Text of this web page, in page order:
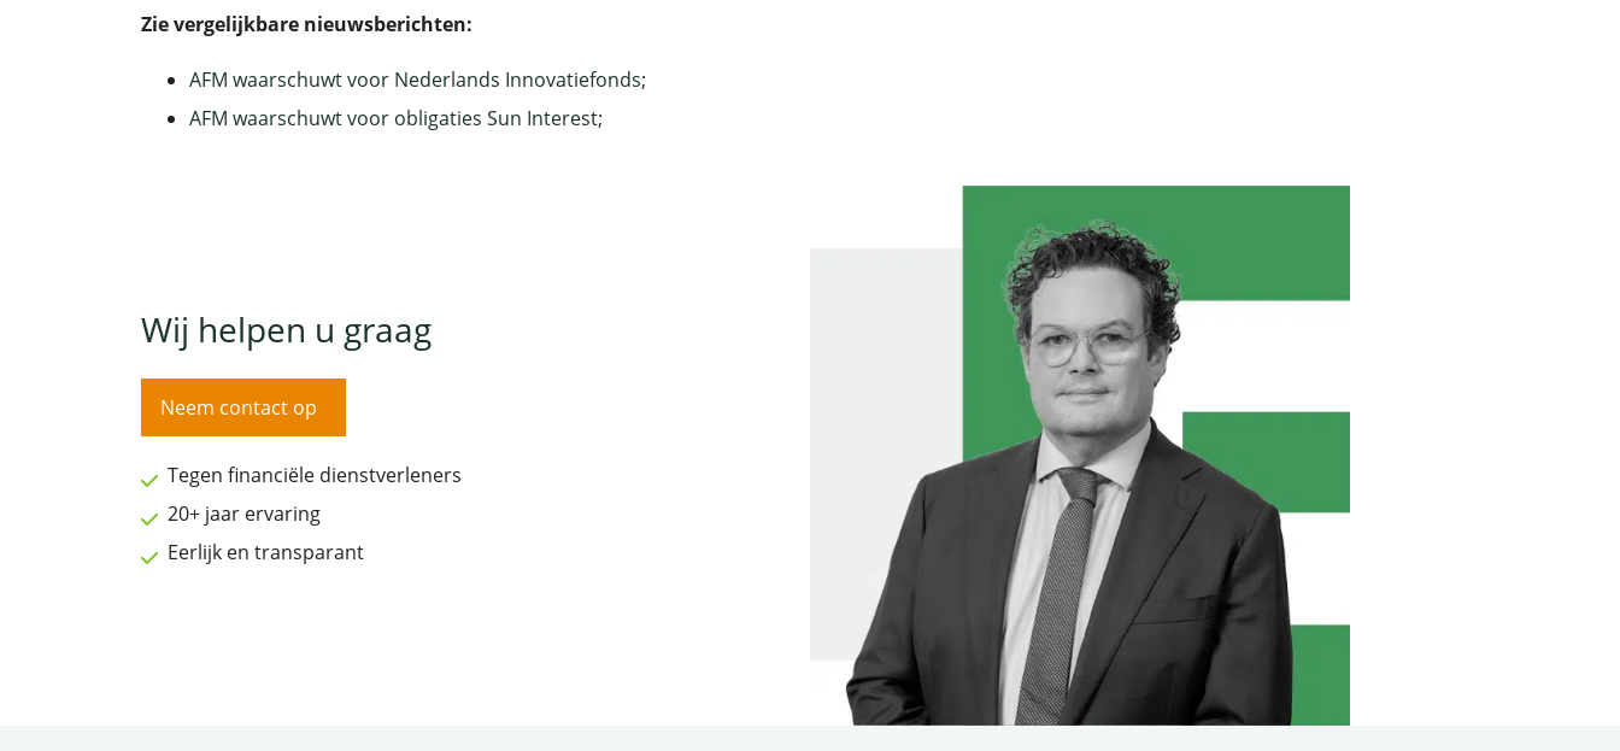
Zie vergelijkbare nieuwsberichten:
AFM waarschuwt voor Nederlands Innovatiefonds;
AFM waarschuwt voor obligaties Sun Interest;
Wij helpen u graag
Neem contact op
Tegen financiële dienstverleners
20+ jaar ervaring
Eerlijk en transparant